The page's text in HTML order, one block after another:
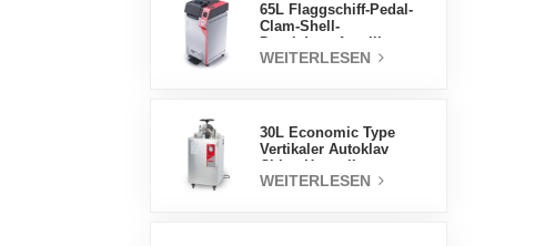
65L Flaggschiff-Pedal-
Clam-Shell-
Fabrik
WEITERLESEN
30L Economic Type
Vertikaler Autoklav
Druckdampfsterilisator
WEITERLESEN